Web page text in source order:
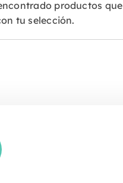
productos que
tu selección.